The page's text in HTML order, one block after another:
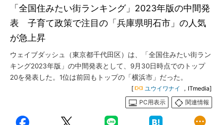
「全国住みたい街ランキング」2023年版の中間発
表 子育て政策で注目の「兵庫県明石市」の人気
が急上昇
ウェイブダッシュ（東京都千代田区）は、「全国住みたい街ラン
キング2023年版」の中間発表として、9月30日時点でのトップ
20を発表した。1位は前回もトップの「横浜市」だった。
[ ユウイワナイ
，ITmedia]
PC用表示
関連情報